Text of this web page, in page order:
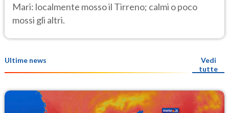
Mari: localmente mosso il Tirreno; calmi o poco
mossi gli altri.
Ultime news
Vedi
tutte